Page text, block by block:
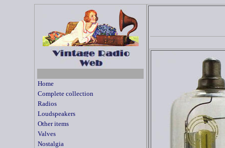
Home
Complete collection
Radios
Loudspeakers
Other items
Valves
Nostalgia